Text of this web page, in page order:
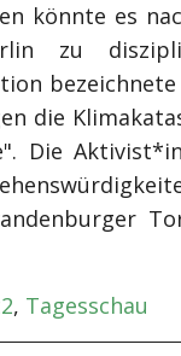
könnte es
zu
die
Die
, Tagesschau